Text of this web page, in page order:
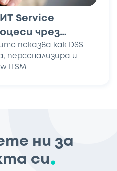
Service
чрез
успешен
показва как DSS
персонализира и
ITSM
ни за
си